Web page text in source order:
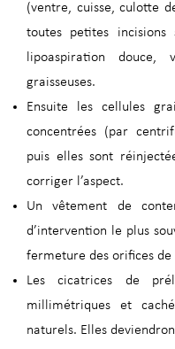
(ventre, cuisse, culotte
toutes petites incisions
lipoaspiration
graisseuses.
Ensuite les cellules
concentrées (par
puis elles sont
corriger l’aspect.
Un vêtement de
d’intervention le plus
fermeture des orifices
Les cicatrices de
millimétriques et
naturels. Elles